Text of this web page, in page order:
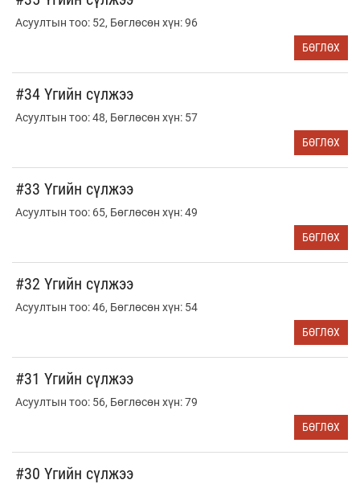
Асуултын тоо: 52, Бөглөсөн хүн: 96
БӨГЛӨХ
#34 Үгийн сүлжээ
Асуултын тоо: 48, Бөглөсөн хүн: 57
БӨГЛӨХ
#33 Үгийн сүлжээ
Асуултын тоо: 65, Бөглөсөн хүн: 49
БӨГЛӨХ
#32 Үгийн сүлжээ
Асуултын тоо: 46, Бөглөсөн хүн: 54
БӨГЛӨХ
#31 Үгийн сүлжээ
Асуултын тоо: 56, Бөглөсөн хүн: 79
БӨГЛӨХ
#30 Үгийн сүлжээ